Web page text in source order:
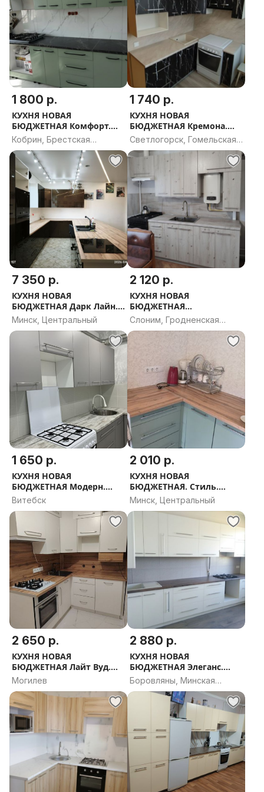
1 800 р.
КУХНЯ НОВАЯ
БЮДЖЕТНАЯ Комфорт.
РАССРОЧКА, ДОСТАВКА,
ПРОЕКТ В ПОДАРОК
Кобрин, Брестская
область
1 740 р.
КУХНЯ НОВАЯ
БЮДЖЕТНАЯ Кремона.
РАССРОЧКА, ДОСТАВКА,
ПРОЕКТ В ПОДАРОК
Светлогорск, Гомельская
область
7 350 р.
КУХНЯ НОВАЯ
БЮДЖЕТНАЯ Дарк Лайн.
РАССРОЧКА, ДОСТАВКА,
ПРОЕКТ В ПОДАРОК
Минск, Центральный
2 120 р.
КУХНЯ НОВАЯ
БЮДЖЕТНАЯ
Вдохновение.
РАССРОЧКА, ДОСТАВКА,
Слоним, Гродненская
область
1 650 р.
КУХНЯ НОВАЯ
БЮДЖЕТНАЯ Модерн.
РАССРОЧКА, ДОСТАВКА,
Витебск
2 010 р.
КУХНЯ НОВАЯ
БЮДЖЕТНАЯ. Стиль.
РАССРОЧКА, ДОСТАВКА,
ПРОЕКТ В ПОДАРОК. В
Минск, Центральный
2 650 р.
КУХНЯ НОВАЯ
БЮДЖЕТНАЯ Лайт Вуд.
РАССРОЧКА, ДОСТАВКА,
Могилев
2 880 р.
КУХНЯ НОВАЯ
БЮДЖЕТНАЯ Элеганс.
РАССРОЧКА, ДОСТАВКА,
ПРОЕКТ В ПОДАРОК
Боровляны, Минская
область